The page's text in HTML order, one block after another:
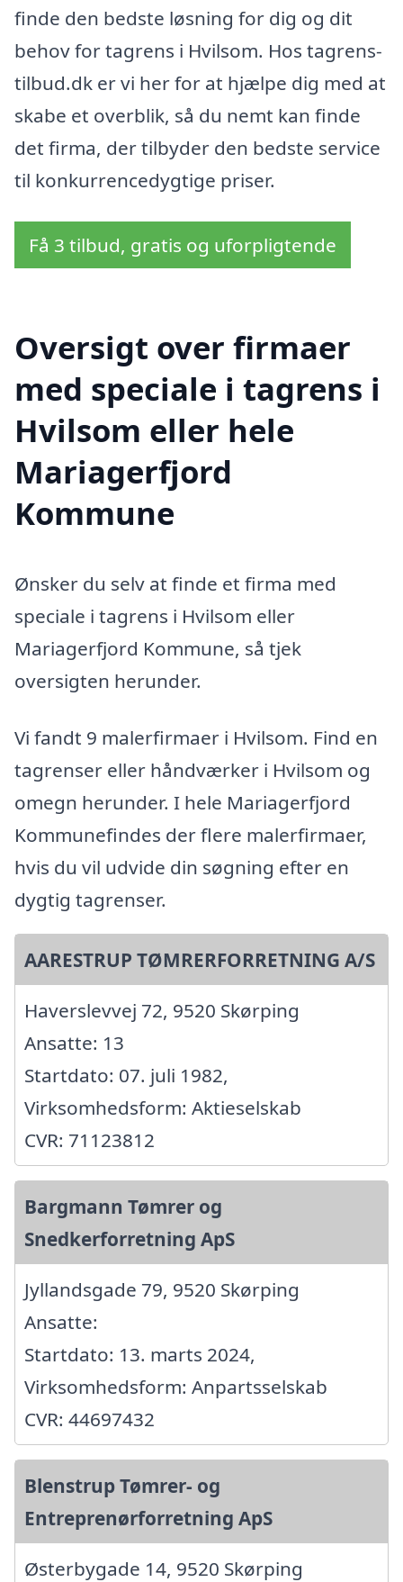
finde den bedste løsning for dig og dit
behov for tagrens i Hvilsom. Hos tagrens-
tilbud.dk er vi her for at hjælpe dig med at
skabe et overblik, så du nemt kan finde
det firma, der tilbyder den bedste service
til konkurrencedygtige priser.
Få 3 tilbud, gratis og uforpligtende
Oversigt over firmaer
med speciale i tagrens i
Hvilsom eller hele
Mariagerfjord
Kommune
Ønsker du selv at finde et firma med
speciale i tagrens i Hvilsom eller
Mariagerfjord Kommune, så tjek
oversigten herunder.
Vi fandt 9 malerfirmaer i Hvilsom. Find en
tagrenser eller håndværker i Hvilsom og
omegn herunder. I hele Mariagerfjord
Kommunefindes der flere malerfirmaer,
hvis du vil udvide din søgning efter en
dygtig tagrenser.
AARESTRUP TØMRERFORRETNING A/S
Haverslevvej 72, 9520 Skørping
Ansatte: 13
Startdato: 07. juli 1982,
Virksomhedsform: Aktieselskab
CVR: 71123812
Bargmann Tømrer og
Snedkerforretning ApS
Jyllandsgade 79, 9520 Skørping
Ansatte:
Startdato: 13. marts 2024,
Virksomhedsform: Anpartsselskab
CVR: 44697432
Blenstrup Tømrer- og
Entreprenørforretning ApS
Østerbygade 14, 9520 Skørping